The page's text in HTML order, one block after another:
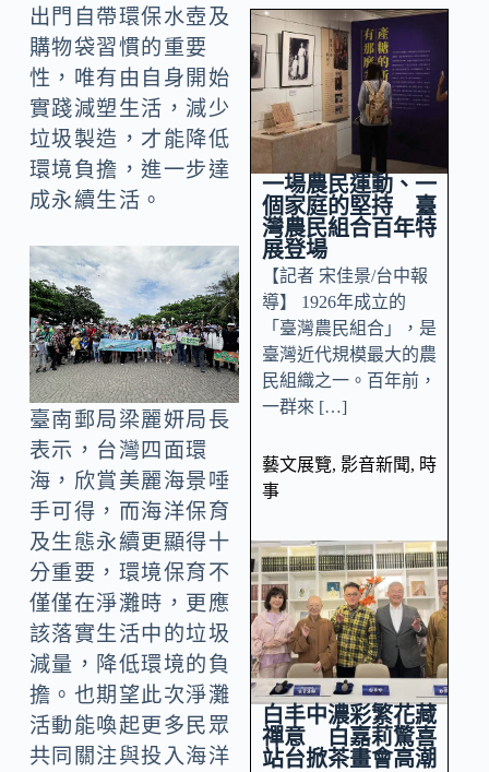
出門自帶環保水壺及
購物袋習慣的重要
性，唯有由自身開始
實踐減塑生活，減少
垃圾製造，才能降低
環境負擔，進一步達
成永續生活。
臺南郵局梁麗妍局長
表示，台灣四面環
海，欣賞美麗海景唾
手可得，而海洋保育
及生態永續更顯得十
分重要，環境保育不
僅僅在淨灘時，更應
該落實生活中的垃圾
減量，降低環境的負
擔。也期望此次淨灘
活動能喚起更多民眾
共同關注與投入海洋
一場農民運動、一
個家庭的堅持 臺
灣農民組合百年特
展登場
【記者 宋佳景/台中報
導】 1926年成立的
「臺灣農民組合」，是
臺灣近代規模最大的農
民組織之一。百年前，
一群來 […]
藝文展覽, 影音新聞, 時
事
白丰中濃彩繁花藏
禪意 白嘉莉驚喜
站台掀茶畫會高潮